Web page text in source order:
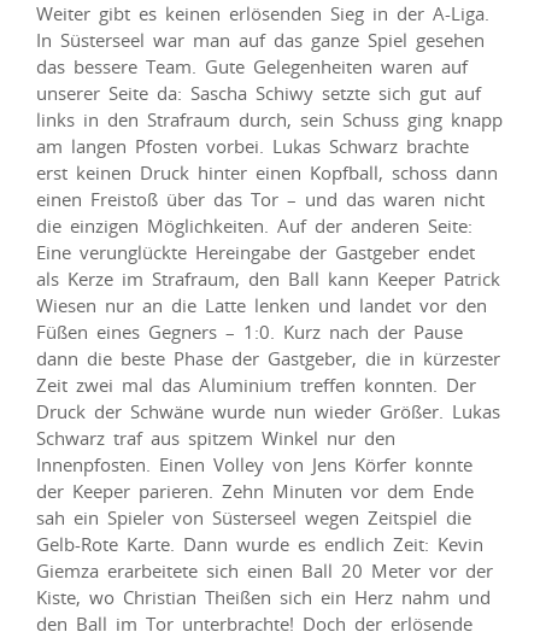
Weiter gibt es keinen erlösenden Sieg in der A-Liga.
In Süsterseel war man auf das ganze Spiel gesehen
das bessere Team. Gute Gelegenheiten waren auf
unserer Seite da: Sascha Schiwy setzte sich gut auf
links in den Strafraum durch, sein Schuss ging knapp
am langen Pfosten vorbei. Lukas Schwarz brachte
erst keinen Druck hinter einen Kopfball, schoss dann
einen Freistoß über das Tor – und das waren nicht
die einzigen Möglichkeiten. Auf der anderen Seite:
Eine verunglückte Hereingabe der Gastgeber endet
als Kerze im Strafraum, den Ball kann Keeper Patrick
Wiesen nur an die Latte lenken und landet vor den
Füßen eines Gegners – 1:0. Kurz nach der Pause
dann die beste Phase der Gastgeber, die in kürzester
Zeit zwei mal das Aluminium treffen konnten. Der
Druck der Schwäne wurde nun wieder Größer. Lukas
Schwarz traf aus spitzem Winkel nur den
Innenpfosten. Einen Volley von Jens Körfer konnte
der Keeper parieren. Zehn Minuten vor dem Ende
sah ein Spieler von Süsterseel wegen Zeitspiel die
Gelb-Rote Karte. Dann wurde es endlich Zeit: Kevin
Giemza erarbeitete sich einen Ball 20 Meter vor der
Kiste, wo Christian Theißen sich ein Herz nahm und
den Ball im Tor unterbrachte! Doch der erlösende